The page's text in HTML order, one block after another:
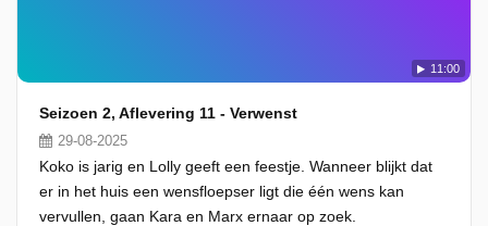
11:00
Seizoen 2, Aflevering 11 - Verwenst
29-08-2025
Koko is jarig en Lolly geeft een feestje. Wanneer blijkt dat
er in het huis een wensfloepser ligt die één wens kan
vervullen, gaan Kara en Marx ernaar op zoek.